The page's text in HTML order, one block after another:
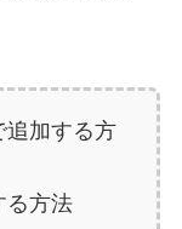
追加する方
る方法